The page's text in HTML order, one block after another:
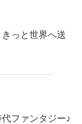
っと世界へ送
ファンタジー♪